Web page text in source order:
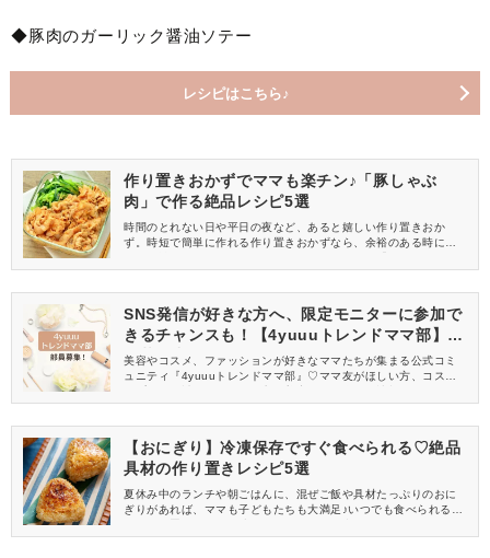
◆豚肉のガーリック醤油ソテー
レシピはこちら♪
作り置きおかずでママも楽チン♪「豚しゃぶ
肉」で作る絶品レシピ5選
時間のとれない日や平日の夜など、あると嬉しい作り置きおか
ず。時短で簡単に作れる作り置きおかずなら、余裕のある時にム
使った作り置きにぴったりなレシピを5つご紹介！火の通りも早
SNS発信が好きな方へ、限定モニターに参加で
きるチャンスも！【4yuuuトレンドママ部】部
員募集中
美容やコスメ、ファッションが好きなママたちが集まる公式コミ
ュニティ『4yuuuトレンドママ部』♡ママ友がほしい方、コスメサ
信してくれる方を募集しています！
【おにぎり】冷凍保存ですぐ食べられる♡絶品
具材の作り置きレシピ5選
夏休み中のランチや朝ごはんに、混ぜご飯や具材たっぷりのおに
ぎりがあれば、ママも子どもたちも大満足♪いつでも食べられるよ
ろんな具材を使った栄養たっぷりの「おにぎり」レシピをご紹介